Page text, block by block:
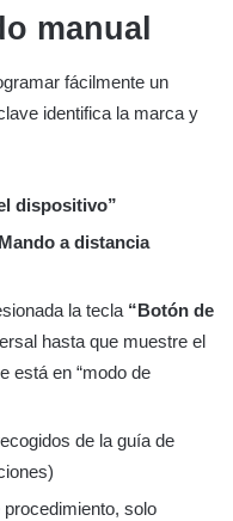
manual
fácilmente un
identifica la marca y
dispositivo”
Mando a distancia
la tecla “Botón de
hasta que muestre el
está en “modo de
de la guía de
solo